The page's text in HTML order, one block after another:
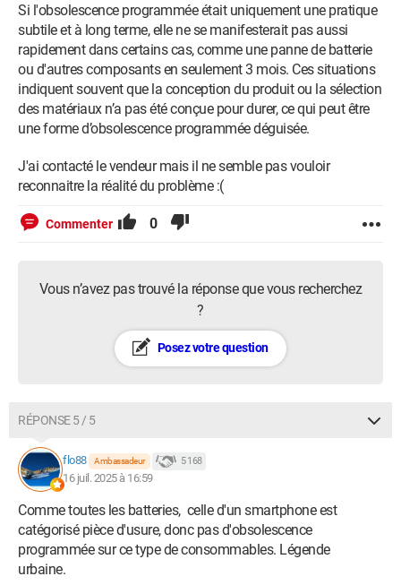
Si l'obsolescence programmée était uniquement une pratique
subtile et à long terme, elle ne se manifesterait pas aussi
rapidement dans certains cas, comme une panne de batterie
ou d'autres composants en seulement 3 mois. Ces situations
indiquent souvent que la conception du produit ou la sélection
des matériaux n’a pas été conçue pour durer, ce qui peut être
une forme d’obsolescence programmée déguisée.
J'ai contacté le vendeur mais il ne semble pas vouloir
reconnaitre la réalité du problème :(
Commenter 0
Vous n’avez pas trouvé la réponse que vous recherchez
?
Posez votre question
RÉPONSE 5 / 5
flo88 Ambassadeur 5 168
16 juil. 2025 à 16:59
Comme toutes les batteries, celle d'un smartphone est
catégorisé pièce d'usure, donc pas d'obsolescence
programmée sur ce type de consommables. Légende
urbaine.